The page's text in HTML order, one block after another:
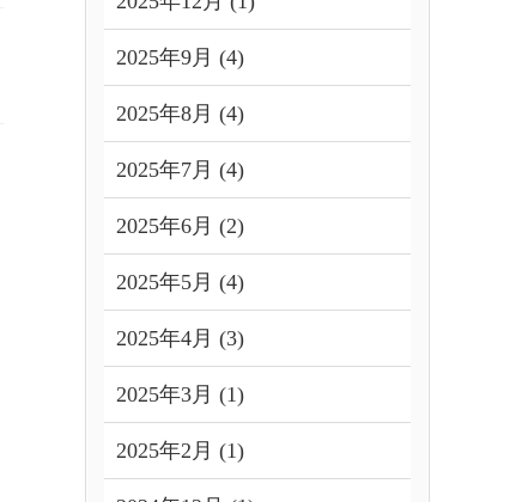
2025年9月 (4)
2025年8月 (4)
2025年7月 (4)
2025年6月 (2)
2025年5月 (4)
2025年4月 (3)
2025年3月 (1)
2025年2月 (1)